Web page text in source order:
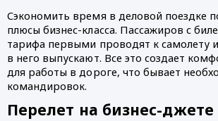
Сэкономить время в деловой поездке
плюсы бизнес-класса. Пассажиров с
тарифа первыми проводят к самолету
в него выпускают. Все это создает
для работы в дороге, что бывает
командировок.
Перелет на бизнес-джете